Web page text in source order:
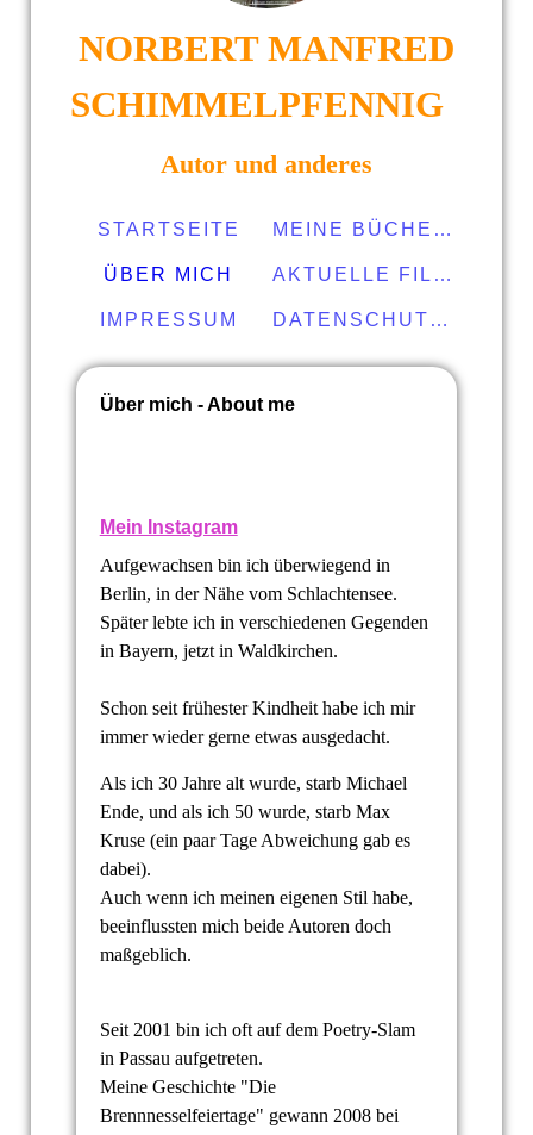
NORBERT MANFRED
SCHIMMELPFENNIG
Autor und anderes
STARTSEITE MEINE BÜCHER
ÜBER MICH AKTUELLE FILME
IMPRESSUM DATENSCHUTZERKLÄRUNG
Über mich - About me
Mein Instagram
Aufgewachsen bin ich überwiegend in
Berlin, in der Nähe vom Schlachtensee.
Später lebte ich in verschiedenen Gegenden
in Bayern, jetzt in Waldkirchen.
Schon seit frühester Kindheit habe ich mir
immer wieder gerne etwas ausgedacht.
Als ich 30 Jahre alt wurde, starb Michael
Ende, und als ich 50 wurde, starb Max
Kruse (ein paar Tage Abweichung gab es
dabei).
Auch wenn ich meinen eigenen Stil habe,
beeinflussten mich beide Autoren doch
maßgeblich.
Seit 2001 bin ich oft auf dem Poetry-Slam
in Passau aufgetreten.
Meine Geschichte "Die
Brennnesselfeiertage" gewann 2008 bei